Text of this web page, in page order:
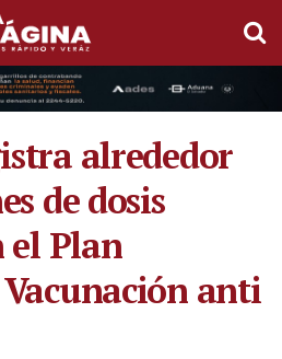
alrededor
de dosis
el Plan
anti